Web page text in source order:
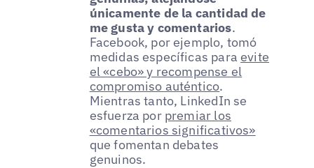
únicamente de la cantidad de
me gusta y comentarios.
Facebook, por ejemplo, tomó
medidas específicas para evite
el «cebo» y recompense el
compromiso auténtico.
Mientras tanto, LinkedIn se
esfuerza por premiar los
«comentarios significativos»
que fomentan debates
genuinos.